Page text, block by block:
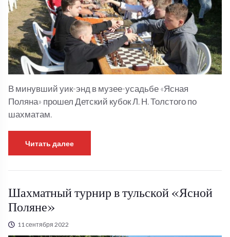
В минувший уик-энд в музее-усадьбе «Ясная
Поляна» прошел Детский кубок Л. Н. Толстого по
шахматам.
Читать далее
Шахматный турнир в тульской «Ясной
Поляне»
11 сентября 2022